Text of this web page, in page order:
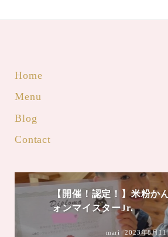
Home
Menu
Blog
Contact
【開催！認定！】米粉か
ォンマイスターJr.
mari 2023年8月11